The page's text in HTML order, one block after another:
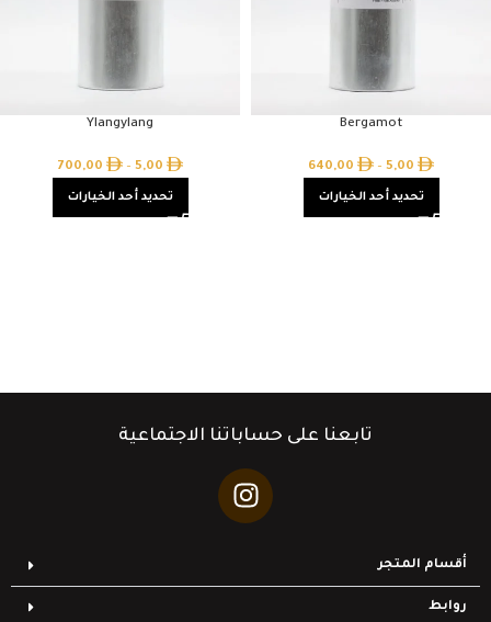
Bergamot
5,00
–
640,00
تحديد أحد الخيارات
Ylangylang
5,00
–
700,00
تحديد أحد الخيارات
تابعنا على حساباتنا الاجتماعية
أقسام المتجر
روابط